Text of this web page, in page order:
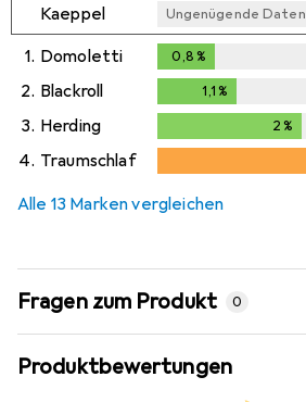
Kaeppel Ungenügende Daten
1. Domoletti 0,8 %
2. Blackroll 1,1 %
3. Herding 2 %
4. Traumschlaf
Alle 13 Marken vergleichen
Fragen zum Produkt 0
Produktbewertungen